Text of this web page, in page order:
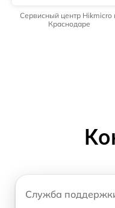
Сервисный центр Hikmicro
Краснодаре
Служба